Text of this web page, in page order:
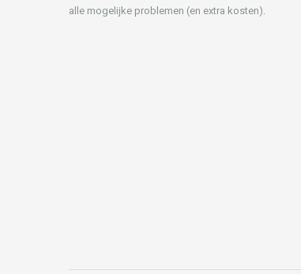
alle mogelijke problemen (en extra kosten).